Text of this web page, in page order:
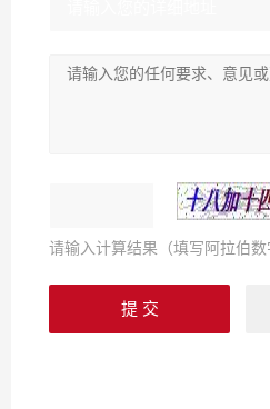
请输入计算结果（填写阿拉伯